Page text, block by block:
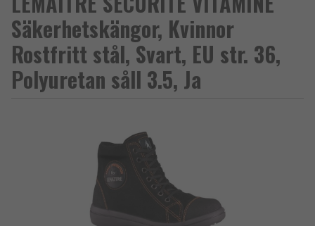
Säkerhetskängor, Kvinnor
Rostfritt stål, Svart, EU str. 36,
Polyuretan såll 3.5, Ja